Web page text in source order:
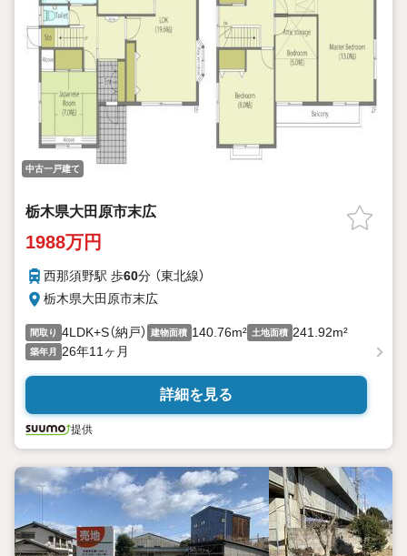
中古一戸建て
栃木県大田原市末広
1988万円
西那須野駅 歩60分 （東北線）
栃木県大田原市末広
間取り 4LDK+S（納戸） 建物面積 140.76m² 土地面積 241.92m²
築年月 26年11ヶ月
詳細を見る
提供